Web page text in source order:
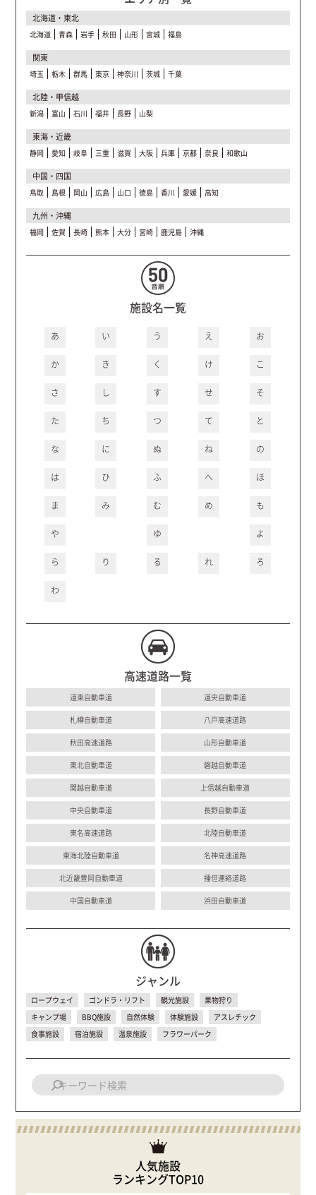
北海道・東北
北海道 青森 岩手 秋田 山形 宮城 福島
関東
埼玉 栃木 群馬 東京 神奈川 茨城 千葉
北陸・甲信越
新潟 富山 石川 福井 長野 山梨
東海・近畿
静岡 愛知 岐阜 三重 滋賀 大阪 兵庫 京都 奈良 和歌山
中国・四国
鳥取 島根 岡山 広島 山口 徳島 香川 愛媛 高知
九州・沖縄
福岡 佐賀 長崎 熊本 大分 宮崎 鹿児島 沖縄
施設名一覧
あ い う え お
か き く け こ
さ し す せ そ
た ち つ て と
な に ぬ ね の
は ひ ふ へ ほ
ま み む め も
や ゆ よ
ら り る れ ろ
わ
高速道路一覧
道東自動車道 道央自動車道
札樽自動車道 八戸高速道路
秋田高速道路 山形自動車道
東北自動車道 磐越自動車道
関越自動車道 上信越自動車道
中央自動車道 長野自動車道
東名高速道路 北陸自動車道
東海北陸自動車道 名神高速道路
北近畿豊岡自動車道 播但連絡道路
中国自動車道 浜田自動車道
ジャンル
ロープウェイ ゴンドラ・リフト 観光施設
果物狩り
キャンプ場
BBQ施設 自然体験 体験施設
アスレチック
食事施設
宿泊施設 温泉施設 フラワーパーク
人気施設
ランキングTOP10